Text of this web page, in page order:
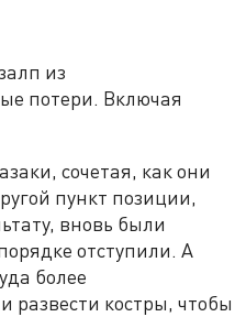
из
потери. Включая
сочетая, как они
пункт позиции,
вновь были
отступили. А
более
развести костры, чтобы